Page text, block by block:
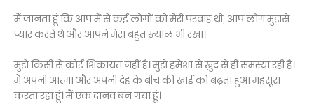
मैं जानता हूं कि आप में से कई लोगों को मेरी परवाह थी, आप लोग मुझसे
प्यार करते थे और आपने मेरा बहुत ख्याल भी रखा।
मुझे किसी से कोई शिकायत नहीं है। मुझे हमेशा से ख़ुद से ही समस्या रही है।
मैं अपनी आत्मा और अपनी देह के बीच की खाई को बढ़ता हुआ महसूस
करता रहा हूं। मैं एक दानव बन गया हूं।